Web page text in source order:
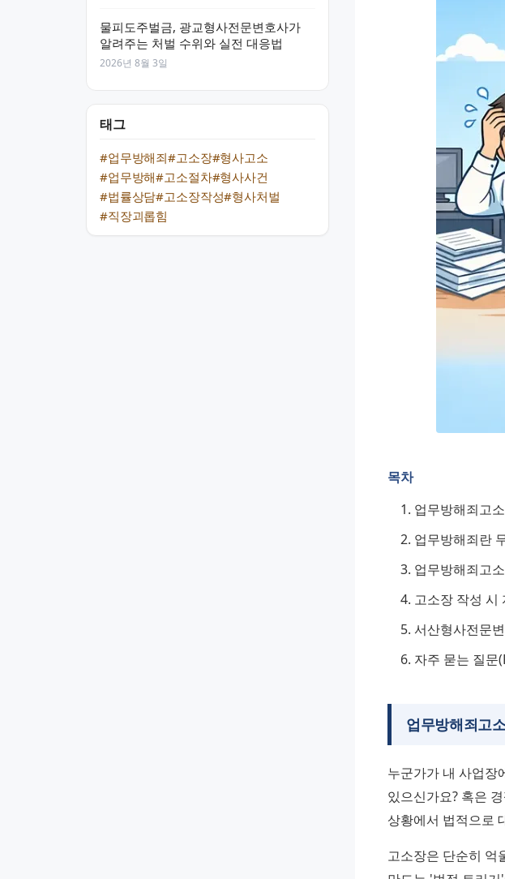
물피도주벌금, 광교형사전문변호사가
알려주는 처벌 수위와 실전 대응법
2026년 8월 3일
태그
#업무방해죄#고소장#형사고소
#업무방해#고소절차#형사사건
#법률상담#고소장작성#형사처벌
#직장괴롭힘
목차
업무방해죄고
업무방해죄란
업무방해죄고
고소장 작성 시
서산형사전문
자주 묻는 질문
업무방해죄고
누군가가 내 사업장
있으신가요? 혹은
상황에서 법적으로
고소장은 단순히 억